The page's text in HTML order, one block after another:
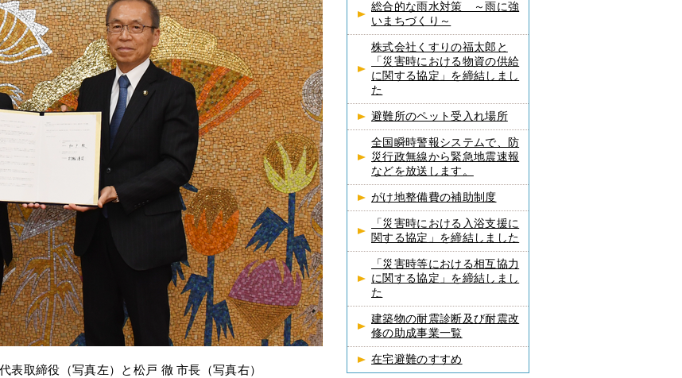
取締役（写真左）と松戸 徹 市長（写真右）
総合的な雨水対策 ～雨に強
いまちづくり～
株式会社くすりの福太郎と
「災害時における物資の供給
に関する協定」を締結しまし
た
避難所のペット受入れ場所
全国瞬時警報システムで、防
災行政無線から緊急地震速報
などを放送します。
がけ地整備費の補助制度
「災害時における入浴支援に
関する協定」を締結しました
「災害時等における相互協力
に関する協定」を締結しまし
た
建築物の耐震診断及び耐震改
修の助成事業一覧
在宅避難のすすめ